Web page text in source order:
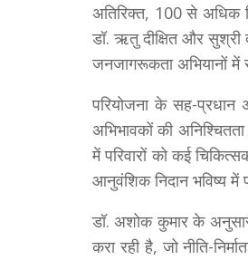
अतिरिक्त, 100 से अधिक
डॉ. ऋतु दीक्षित और
जनजागरूकता अभियानों में
परियोजना के सह-
अभिभावकों की
में परिवारों को कई
आनुवंशिक निदान भविष्य में
डॉ. अशोक कुमार के
करा रही है, जो नीति-